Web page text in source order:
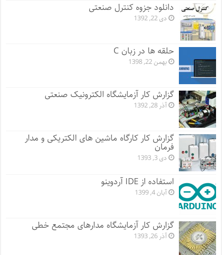
دانلود جزوه کنترل صنعتی
دی 22, 1392
حلقه ها در زبان C
بهمن 22, 1398
گزارش کار آزمایشگاه الکترونیک صنعتی
آذر 28, 1392
گزارش کار کارگاه ماشین های الکتریکی و مدار
فرمان
دی 3, 1393
استفاده از IDE آردوینو
آبان 4, 1399
گزارش کار آزمایشگاه مدارهای مجتمع خطی
آذر 26, 1393